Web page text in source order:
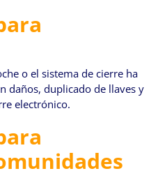
o el sistema de cierre ha
daños, duplicado de llaves y
electrónico.